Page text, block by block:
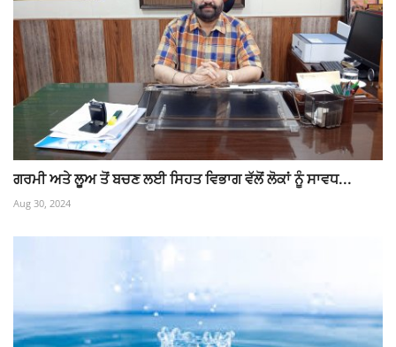
ਗਰਮੀ ਅਤੇ ਲੂਅ ਤੋਂ ਬਚਣ ਲਈ ਸਿਹਤ ਵਿਭਾਗ ਵੱਲੋਂ ਲੋਕਾਂ ਨੂੰ ਸਾਵਧ...
Aug 30, 2024